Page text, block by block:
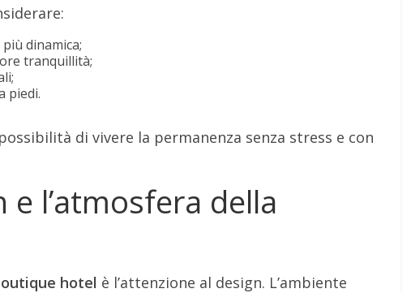
dinamica;
tranquillità;
piedi.
di vivere la permanenza senza stress e con
l’atmosfera della
hotel è l’attenzione al design. L’ambiente